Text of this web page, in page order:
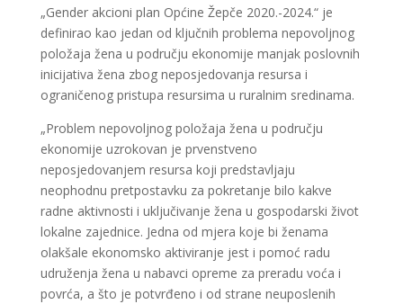
„Gender akcioni plan Općine Žepče 2020.-2024.“ je
definirao kao jedan od ključnih problema nepovoljnog
položaja žena u području ekonomije manjak poslovnih
inicijativa žena zbog neposjedovanja resursa i
ograničenog pristupa resursima u ruralnim sredinama.
„Problem nepovoljnog položaja žena u području
ekonomije uzrokovan je prvenstveno
neposjedovanjem resursa koji predstavljaju
neophodnu pretpostavku za pokretanje bilo kakve
radne aktivnosti i uključivanje žena u gospodarski život
lokalne zajednice. Jedna od mjera koje bi ženama
olakšale ekonomsko aktiviranje jest i pomoć radu
udruženja žena u nabavci opreme za preradu voća i
povrća, a što je potvrđeno i od strane neuposlenih